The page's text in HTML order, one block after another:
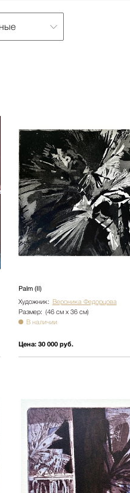
Palm (II)
Художник: Вероника Федорцова
Размер: (46 см х 36 см)
В наличии
Цена:30 000 руб.